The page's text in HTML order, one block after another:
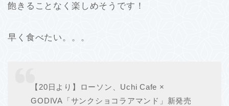
飽きることなく楽しめそうです！
早く食べたい。。。
【20日より】ローソン、Uchi Cafe ×
GODIVA「サンクショコラアマンド」新発売